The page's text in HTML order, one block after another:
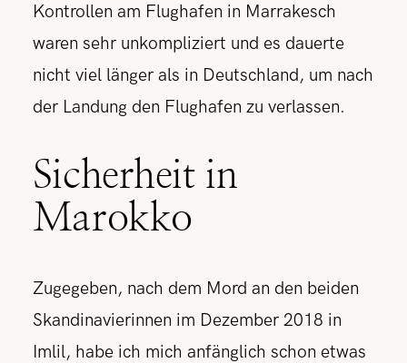
Kontrollen am Flughafen in Marrakesch
waren sehr unkompliziert und es dauerte
nicht viel länger als in Deutschland, um nach
der Landung den Flughafen zu verlassen.
Sicherheit in
Marokko
Zugegeben, nach dem Mord an den beiden
Skandinavierinnen im Dezember 2018 in
Imlil, habe ich mich anfänglich schon etwas